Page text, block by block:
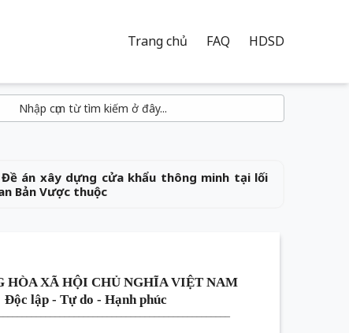
Trang chủ FAQ HDSD
án xây dựng cửa khẩu thông minh tại lối
Bản Vược thuộc
HÒA XÃ HỘI CHỦ NGHĨA VIỆT NAM
Độc lập - Tự do - Hạnh phúc